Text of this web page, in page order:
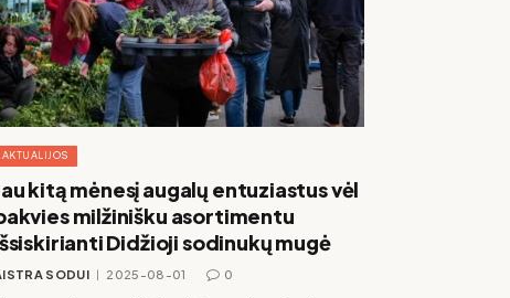
AKTUALIJOS
kitą mėnesį augalų entuziastus vėl
milžinišku asortimentu
Didžioji sodinukų mugė
SODUI 2025-08-01 0